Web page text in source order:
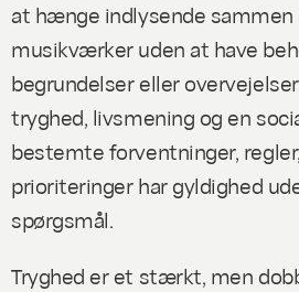
at hænge indlysende sammen
musikværker uden at have
begrundelser eller
tryghed, livsmening og en
bestemte forventninger,
prioriteringer har gyldighed
spørgsmål.
Tryghed er et stærkt, men